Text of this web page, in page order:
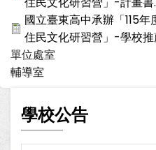
國立臺東高中承辦「115
住民文化研習營」-學校
單位處室
輔導室
學校公告